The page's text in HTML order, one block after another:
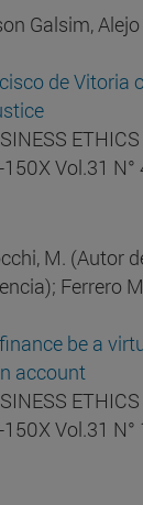
Galsim,
de Vitoria
ETHICS
Vol.31
M. (Autor
Ferrero
be a
account
ETHICS
Vol.31